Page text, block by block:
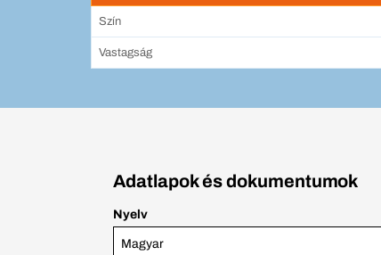
Szín
Vastagság
Adatlapok és dokumentumok
Nyelv
Magyar